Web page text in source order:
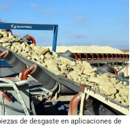
de desgaste en aplicaciones de